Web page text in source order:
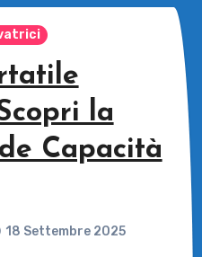
la
Capacità
18 Settembre 2025